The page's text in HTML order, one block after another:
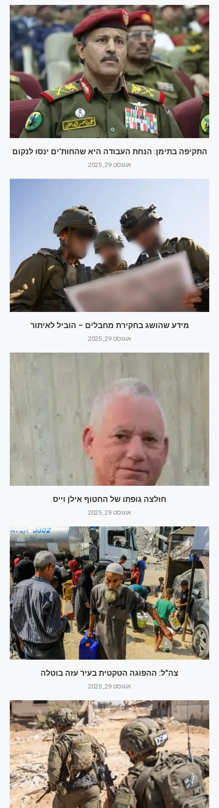
התקיפה בתימן: הנחת העבודה היא שהחות'ים ינסו לנקום
אוגוסט 29, 2025
מידע שהושג בחקירת מחבלים – הוביל לאיתור
אוגוסט 29, 2025
חולצה גופתו של החטוף אילן וייס
אוגוסט 29, 2025
צה"ל: ההפוגה הטקטית בעיר עזה בוטלה
אוגוסט 29, 2025